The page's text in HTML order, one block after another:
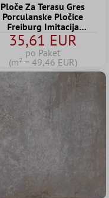
Ploče Za Terasu Gres
Porculanske Pločice
Freiburg Imitacija
Prirodnog Kamena Siva
60x60x2 cm
35,61 EUR
po Paket
(m² = 49,46 EUR)